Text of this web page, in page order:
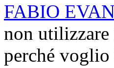
FABIO
non utilizzare
perché